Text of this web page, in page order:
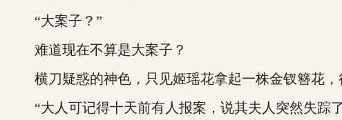
“大案子？”
难道现在不算是大案子？
横刀疑惑的神色，只见姬瑶花拿起一株金钗簪花，
“大人可记得十天前有人报案，说其夫人突然失踪了